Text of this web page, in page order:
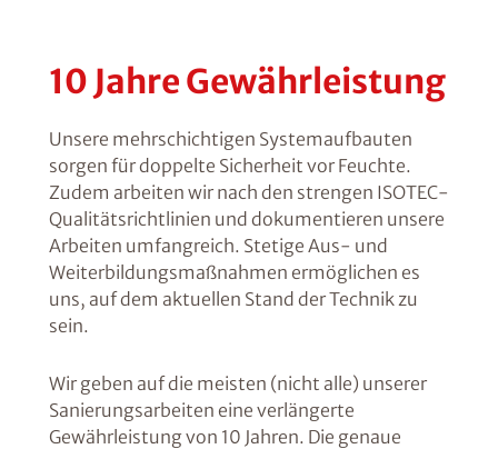
10 Jahre Gewährleistung
Unsere mehrschichtigen Systemaufbauten
sorgen für doppelte Sicherheit vor Feuchte.
Zudem arbeiten wir nach den strengen ISOTEC-
Qualitätsrichtlinien und dokumentieren unsere
Arbeiten umfangreich. Stetige Aus- und
Weiterbildungsmaßnahmen ermöglichen es
uns, auf dem aktuellen Stand der Technik zu
sein.
Wir geben auf die meisten (nicht alle) unserer
Sanierungsarbeiten eine verlängerte
Gewährleistung von 10 Jahren. Die genaue